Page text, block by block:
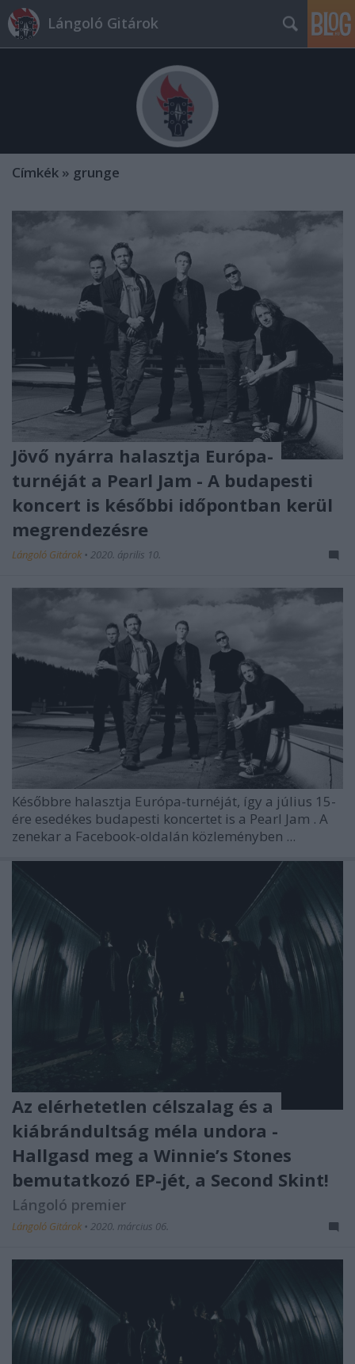
Lángoló Gitárok
Címkék » grunge
Jövő nyárra halasztja Európa-
turnéját a Pearl Jam - A budapesti
koncert is későbbi időpontban kerül
megrendezésre
Lángoló Gitárok • 2020. április 10.
Későbbre halasztja Európa-turnéját, így a július 15-
ére esedékes budapesti koncertet is a Pearl Jam . A
zenekar a Facebook-oldalán közleményben ...
Az elérhetetlen célszalag és a
kiábrándultság méla undora -
Hallgasd meg a Winnie’s Stones
bemutatkozó EP-jét, a Second Skint!
Lángoló premier
Lángoló Gitárok • 2020. március 06.